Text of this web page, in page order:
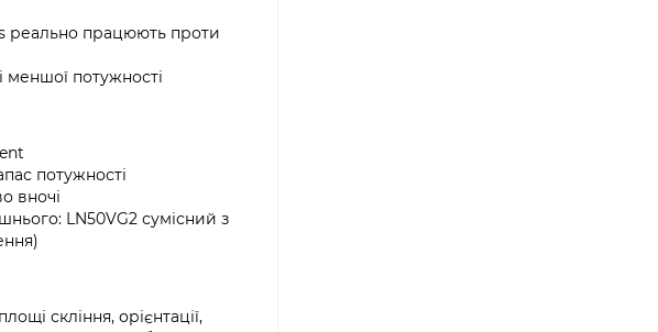
реально працюють проти
меншої потужності
потужності
вночі
LN50VG2 сумісний з
скління, орієнтації,